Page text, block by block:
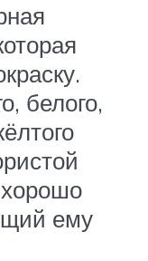
белого,
хорошо
ему